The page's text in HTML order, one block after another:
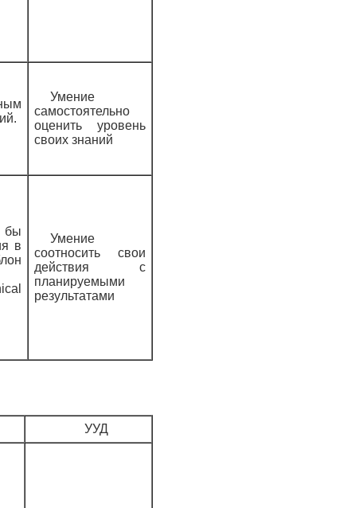
Умение
самостоятельно
оценить уровень
своих знаний
бы
в
Умение
соотносить свои
действия с
планируемыми
результатами
УУД